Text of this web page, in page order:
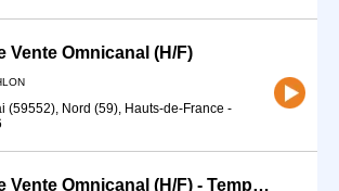
Vente Omnicanal (H/F)
(59552), Nord (59), Hauts-de-France -
Conseiller-ère Vente Omnicanal (H/F) - Temps partiel